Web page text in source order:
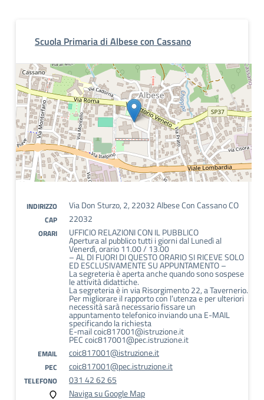
Scuola Primaria di Albese con Cassano
INDIRIZZO Via Don Sturzo, 2, 22032 Albese Con Cassano CO
CAP 22032
ORARI UFFICIO RELAZIONI CON IL PUBBLICO
Apertura al pubblico tutti i giorni dal Lunedì al
Venerdì, orario 11.00 / 13.00
– AL DI FUORI DI QUESTO ORARIO SI RICEVE SOLO
ED ESCLUSIVAMENTE SU APPUNTAMENTO –
La segreteria è aperta anche quando sono sospese
le attività didattiche.
La segreteria è in via Risorgimento 22, a Tavernerio.
Per migliorare il rapporto con l’utenza e per ulteriori
necessità sarà necessario fissare un
appuntamento telefonico inviando una E-MAIL
specificando la richiesta
E-mail coic817001@istruzione.it
PEC coic817001@pec.istruzione.it
EMAIL coic817001@istruzione.it
PEC coic817001@pec.istruzione.it
TELEFONO
031 42 62 65
Naviga su Google Map